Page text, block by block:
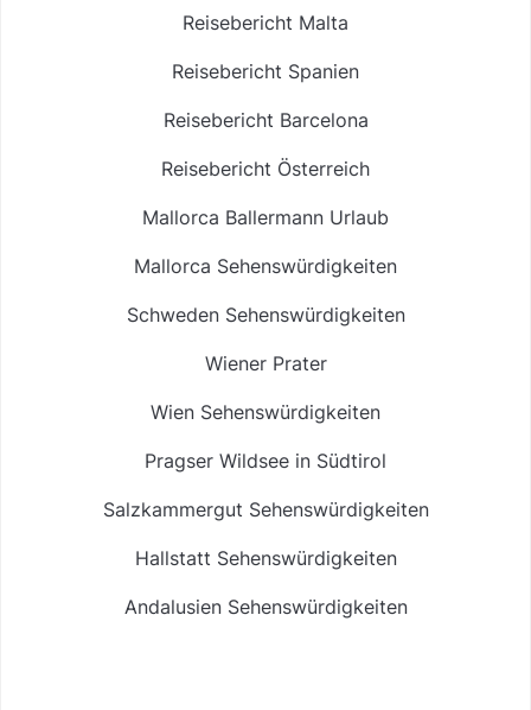
Reisebericht Malta
Reisebericht Spanien
Reisebericht Barcelona
Reisebericht Österreich
Mallorca Ballermann Urlaub
Mallorca Sehenswürdigkeiten
Schweden Sehenswürdigkeiten
Wiener Prater
Wien Sehenswürdigkeiten
Pragser Wildsee in Südtirol
Salzkammergut Sehenswürdigkeiten
Hallstatt Sehenswürdigkeiten
Andalusien Sehenswürdigkeiten